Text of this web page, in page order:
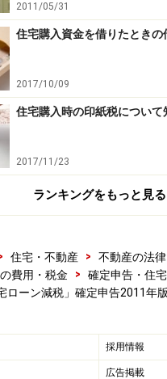
2011/05/31
住宅購入資金を借りたときの
2017/10/09
住宅購入時の印紙税について
2017/11/23
ランキングをもっと見る
住宅・不動産 > 不動産の法
費用・税金
> 確定申告・住
ローン減税」確定申告2011年
採用情報
広告掲載